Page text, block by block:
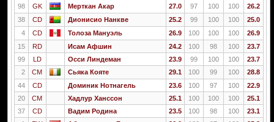
98
GK Мерткан Акар 27.0 97 100 100
26.2
38
CD Дионисио Нанкве 25.2 99 100 100
25.0
4
CD Толоза Мануэль 26.9 100 100 100
26.9
15
RD Исам Афшин 24.2 100 98 100
23.7
99
LD Осси Линдеман 23.9 99 100 100
23.7
2
CM Сьяка Кояте 29.1 100 99 100
28.8
44
CD Доминик Нотнагель 23.6 100 97 100
22.9
20
CM Хадлур Ханссон 25.1 100 100 100
25.1
37
CD Вадим Родина 23.5 100 98 100
23.1